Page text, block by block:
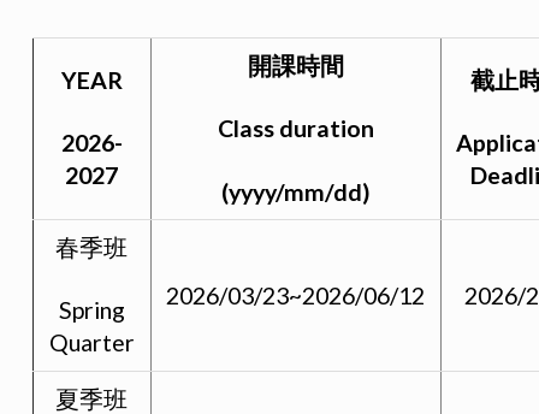
YEAR
2026-
2027
開課時間
Class duration
(yyyy/mm/dd)
截止
春季班
Spring
Quarter
2026/03/23~2026/06/12 2026/
夏季班